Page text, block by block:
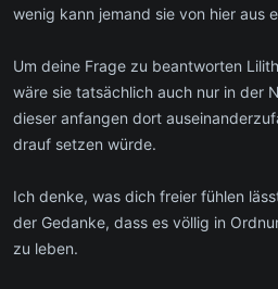
wenig kann jemand sie von hier aus
Um deine Frage zu beantworten
wäre sie tatsächlich auch nur in der
dieser anfangen dort
drauf setzen würde.
Ich denke, was dich freier fühlen
der Gedanke, dass es völlig in
zu leben.